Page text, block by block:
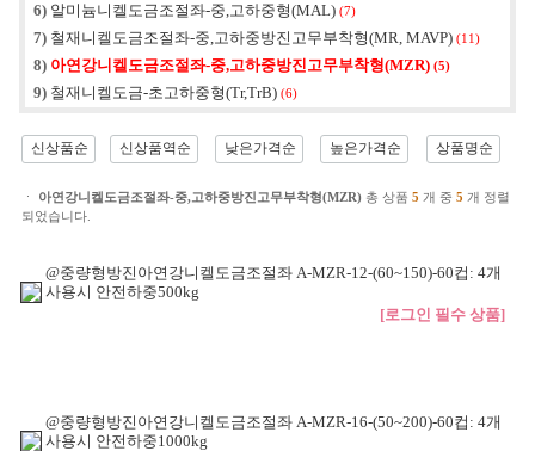
6) 알미늄니켈도금조절좌-중,고하중형(MAL) (7)
7) 철재니켈도금조절좌-중,고하중방진고무부착형(MR, MAVP) (11)
8) 아연강니켈도금조절좌-중,고하중방진고무부착형(MZR) (5)
9) 철재니켈도금-초고하중형(Tr,TrB) (6)
신상품순 신상품역순 낮은가격순 높은가격순 상품명순
ㆍ 아연강니켈도금조절좌-중,고하중방진고무부착형(MZR) 총 상품 5 개 중 5 개 정렬
되었습니다.
@중량형방진아연강니켈도금조절좌 A-MZR-12-(60~150)-60컵: 4개
사용시 안전하중500kg
[로그인 필수 상품]
@중량형방진아연강니켈도금조절좌 A-MZR-16-(50~200)-60컵: 4개
사용시 안전하중1000kg